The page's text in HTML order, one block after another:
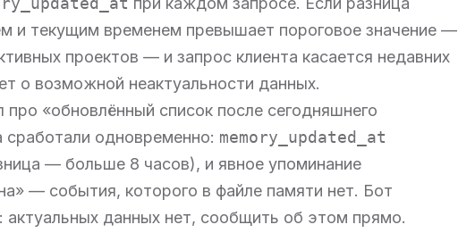
и текущим временем превышает пороговое значение —
проектов — и запрос клиента касается недавних
о возможной неактуальности данных.
про «обновлённый список после сегодняшнего
сработали одновременно: memory_updated_at
— больше 8 часов), и явное упоминание
— события, которого в файле памяти нет. Бот
актуальных данных нет, сообщить об этом прямо.